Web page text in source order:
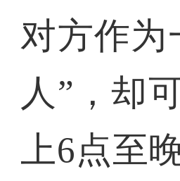
对方作为
人”，却
上6点至